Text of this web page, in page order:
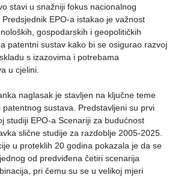
stavi u snažniji fokus nacionalnog
EPO-a istakao je važnost
gospodarskih i geopolitičkih
patentni sustav kako bi se osigurao razvoj
s izazovima i potrebama
u cjelini.
naglasak je stavljen na ključne teme
patentnog sustava. Predstavljeni su prvi
studiji EPO-a Scenariji za budućnost
slične studije za razdoblje 2005-2025.
u proteklih 20 godina pokazala je da se
od predviđena četiri scenarija
pri čemu su se u velikoj mjeri